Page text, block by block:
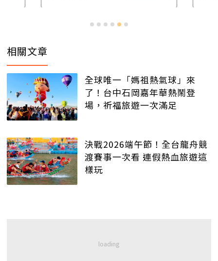
相關文章
全球唯一「媽祖熱氣球」來
了！台中石岡嘉年華熱鬧登
場，祈福旅遊一次滿足
決戰2026端午節！全台龍舟競
渡賽事一次看 連假熱血旅遊這
樣玩